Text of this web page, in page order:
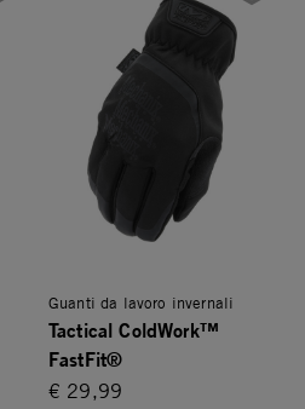
Guanti da lavoro invernali
Tactical ColdWork™
FastFit®
€ 29,99